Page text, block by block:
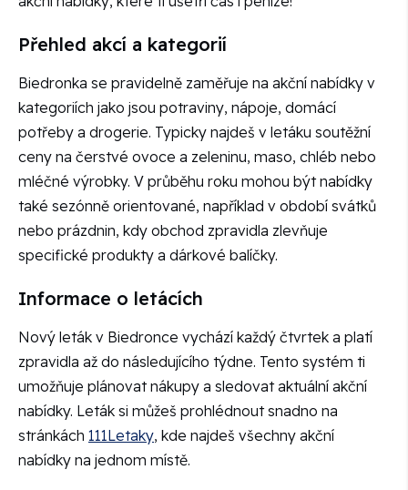
Přehled akcí a kategorií
Biedronka se pravidelně zaměřuje na akční nabídky v
kategoriích jako jsou potraviny, nápoje, domácí
potřeby a drogerie. Typicky najdeš v letáku soutěžní
ceny na čerstvé ovoce a zeleninu, maso, chléb nebo
mléčné výrobky. V průběhu roku mohou být nabídky
také sezónně orientované, například v období svátků
nebo prázdnin, kdy obchod zpravidla zlevňuje
specifické produkty a dárkové balíčky.
Informace o letácích
Nový leták v Biedronce vychází každý čtvrtek a platí
zpravidla až do následujícího týdne. Tento systém ti
umožňuje plánovat nákupy a sledovat aktuální akční
nabídky. Leták si můžeš prohlédnout snadno na
stránkách 111Letaky, kde najdeš všechny akční
nabídky na jednom místě.